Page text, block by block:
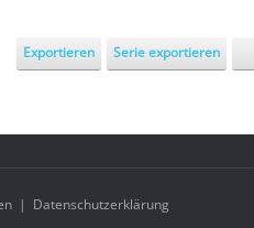
Serie exportieren
Exportieren
| Datenschutzerklärung